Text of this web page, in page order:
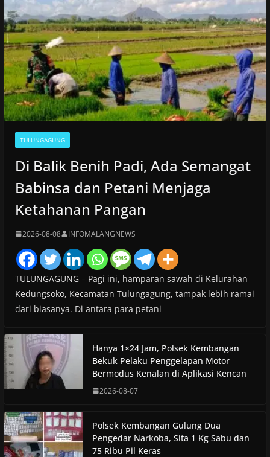
TULUNGAGUNG
Di Balik Benih Padi, Ada Semangat
Babinsa dan Petani Menjaga
Ketahanan Pangan
2026-08-08 INFOMALANGNEWS
TULUNGAGUNG – Pagi ini, hamparan sawah di Kelurahan
Kedungsoko, Kecamatan Tulungagung, tampak lebih ramai
dari biasanya. Di antara para petani
Hanya 1×24 Jam, Polsek Kembangan
Bekuk Pelaku Penggelapan Motor
Bermodus Kenalan di Aplikasi Kencan
2026-08-07
Polsek Kembangan Gulung Dua
Pengedar Narkoba, Sita 1 Kg Sabu dan
75 Ribu Pil Keras